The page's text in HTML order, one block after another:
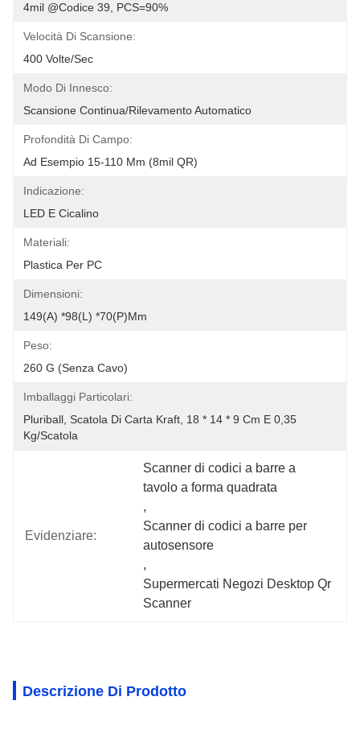
4mil @Codice 39, PCS=90%
Velocità Di Scansione:
400 Volte/sec
Modo Di Innesco:
Scansione Continua/Rilevamento Automatico
Profondità Di Campo:
Ad Esempio 15-110 Mm (8mil QR)
Indicazione:
LED E Cicalino
Materiali:
Plastica Per PC
Dimensioni:
149(A) *98(L) *70(P)mm
Peso:
260 G (senza Cavo)
Imballaggi Particolari:
Pluriball, Scatola Di Carta Kraft, 18 * 14 * 9 Cm E 0,35
Kg/scatola
Evidenziare:
Scanner di codici a barre a
tavolo a forma quadrata
,
Scanner di codici a barre per
autosensore
,
Supermercati Negozi Desktop Qr
Scanner
Descrizione Di Prodotto